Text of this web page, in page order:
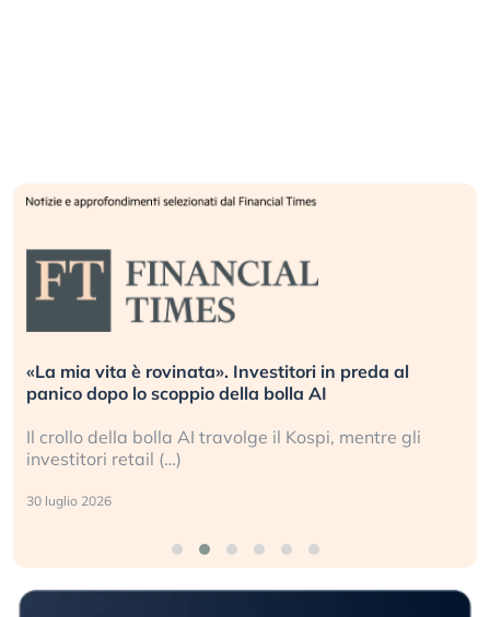
«La mia vita è rovinata». Investitori in preda al
panico dopo lo scoppio della bolla AI
Il crollo della bolla AI travolge il Kospi, mentre gli
investitori retail (…)
30 luglio 2026